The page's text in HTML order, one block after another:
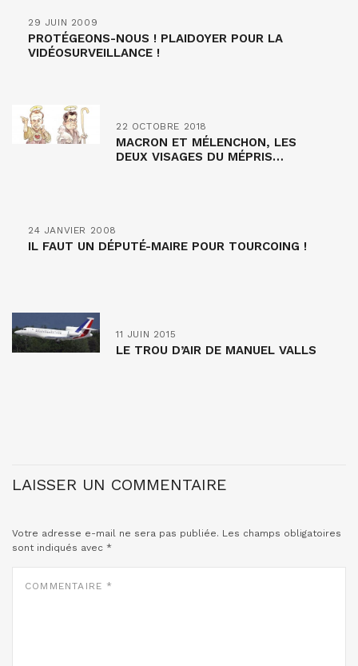
29 JUIN 2009
PROTÉGEONS-NOUS ! PLAIDOYER POUR LA
VIDÉOSURVEILLANCE !
22 OCTOBRE 2018
MACRON ET MÉLENCHON, LES
DEUX VISAGES DU MÉPRIS…
24 JANVIER 2008
IL FAUT UN DÉPUTÉ-MAIRE POUR TOURCOING !
11 JUIN 2015
LE TROU D’AIR DE MANUEL VALLS
LAISSER UN COMMENTAIRE
Votre adresse e-mail ne sera pas publiée. Les champs obligatoires
sont indiqués avec *